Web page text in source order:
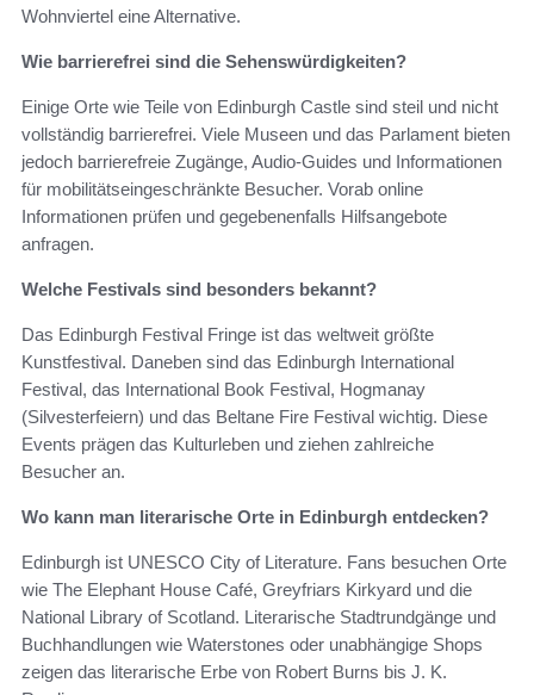
Wohnviertel eine Alternative.
Wie barrierefrei sind die Sehenswürdigkeiten?
Einige Orte wie Teile von Edinburgh Castle sind steil und nicht
vollständig barrierefrei. Viele Museen und das Parlament bieten
jedoch barrierefreie Zugänge, Audio-Guides und Informationen
für mobilitätseingeschränkte Besucher. Vorab online
Informationen prüfen und gegebenenfalls Hilfsangebote
anfragen.
Welche Festivals sind besonders bekannt?
Das Edinburgh Festival Fringe ist das weltweit größte
Kunstfestival. Daneben sind das Edinburgh International
Festival, das International Book Festival, Hogmanay
(Silvesterfeiern) und das Beltane Fire Festival wichtig. Diese
Events prägen das Kulturleben und ziehen zahlreiche
Besucher an.
Wo kann man literarische Orte in Edinburgh entdecken?
Edinburgh ist UNESCO City of Literature. Fans besuchen Orte
wie The Elephant House Café, Greyfriars Kirkyard und die
National Library of Scotland. Litera­rische Stadtrundgänge und
Buchhandlungen wie Waterstones oder unabhängige Shops
zeigen das literarische Erbe von Robert Burns bis J. K.